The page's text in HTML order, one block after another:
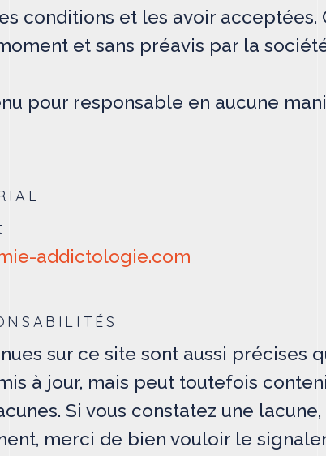
conditions et les avoir
et sans préavis par la société
pour responsable en aucune
addictologie.com
sur ce site sont aussi précises
à jour, mais peut toutefois
Si vous constatez une
merci de bien vouloir le